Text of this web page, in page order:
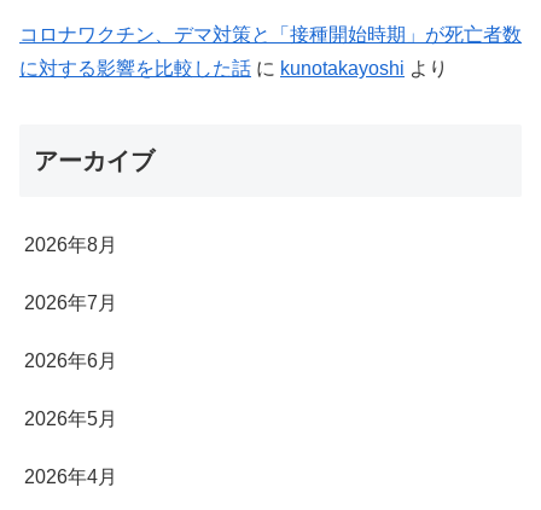
コロナワクチン、デマ対策と「接種開始時期」が死亡者数
に対する影響を比較した話 に kunotakayoshi より
アーカイブ
2026年8月
2026年7月
2026年6月
2026年5月
2026年4月